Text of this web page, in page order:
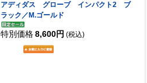
アディダス グローブ インパクト2 ブ
ラック／M.ゴールド
特別価格 8,600円 (税込)